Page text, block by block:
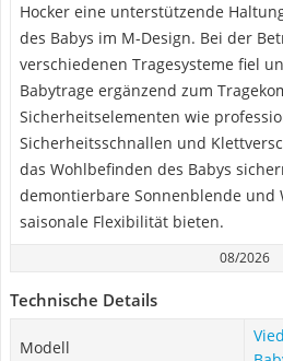
Hocker eine unterstützende
des Babys im M-Design. Bei der
verschiedenen Tragesysteme fiel
Babytrage ergänzend zum
Sicherheitselementen wie
Sicherheitsschnallen und
das Wohlbefinden des Babys
demontierbare Sonnenblende und
saisonale Flexibilität bieten.
08/2026
Technische Details
Modell